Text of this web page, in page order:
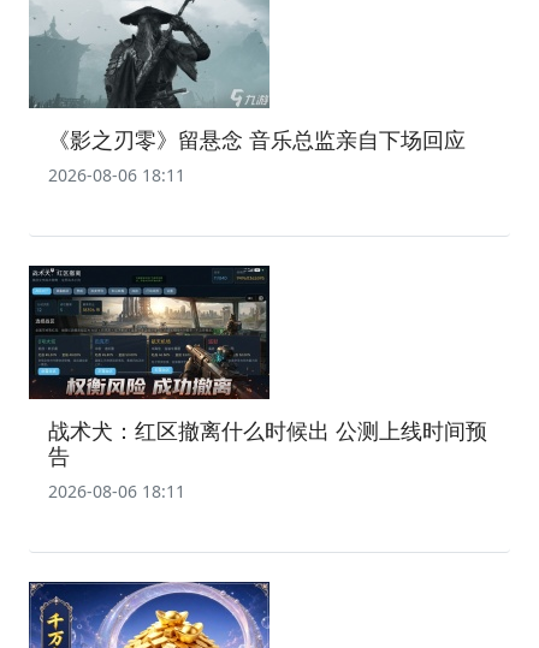
《影之刃零》留悬念 音乐总监亲自下场回应
2026-08-06 18:11
战术犬：红区撤离什么时候出 公测上线时间预
告
2026-08-06 18:11